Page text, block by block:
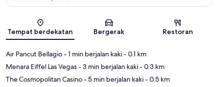
Peta
Tempat berdekatan Bergerak Restoran
Air Pancut Bellagio- 1 min berjalan kaki- 0.1 km
Menara Eiffel Las Vegas- 3 min berjalan kaki- 0.3 km
The Cosmopolitan Casino- 5 min berjalan kaki- 0.5 km